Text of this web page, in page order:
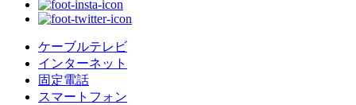
ケーブルテレビ
インターネット
固定電話
スマートフォン